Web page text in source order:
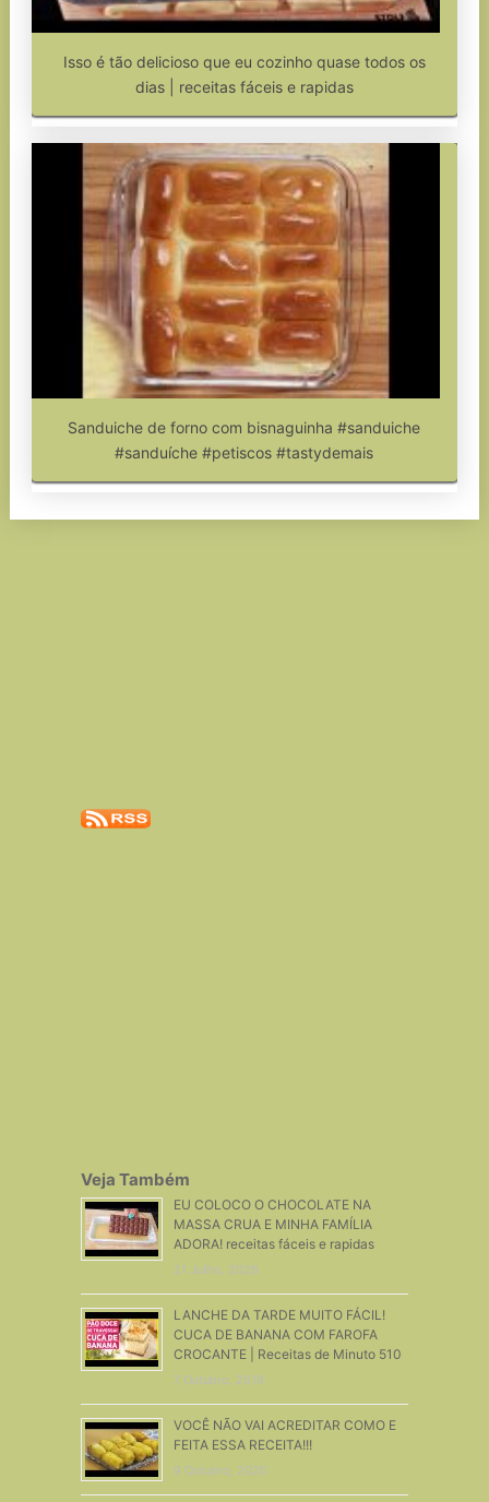
Isso é tão delicioso que eu cozinho quase todos os
dias | receitas fáceis e rapidas
Sanduiche de forno com bisnaguinha #sanduiche
#sanduíche #petiscos #tastydemais
Veja Também
EU COLOCO O CHOCOLATE NA
MASSA CRUA E MINHA FAMÍLIA
ADORA! receitas fáceis e rapidas
21 Julho, 2026
LANCHE DA TARDE MUITO FÁCIL!
CUCA DE BANANA COM FAROFA
CROCANTE | Receitas de Minuto 510
7 Outubro, 2019
VOCÊ NÃO VAI ACREDITAR COMO E
FEITA ESSA RECEITA!!!
9 Outubro, 2020